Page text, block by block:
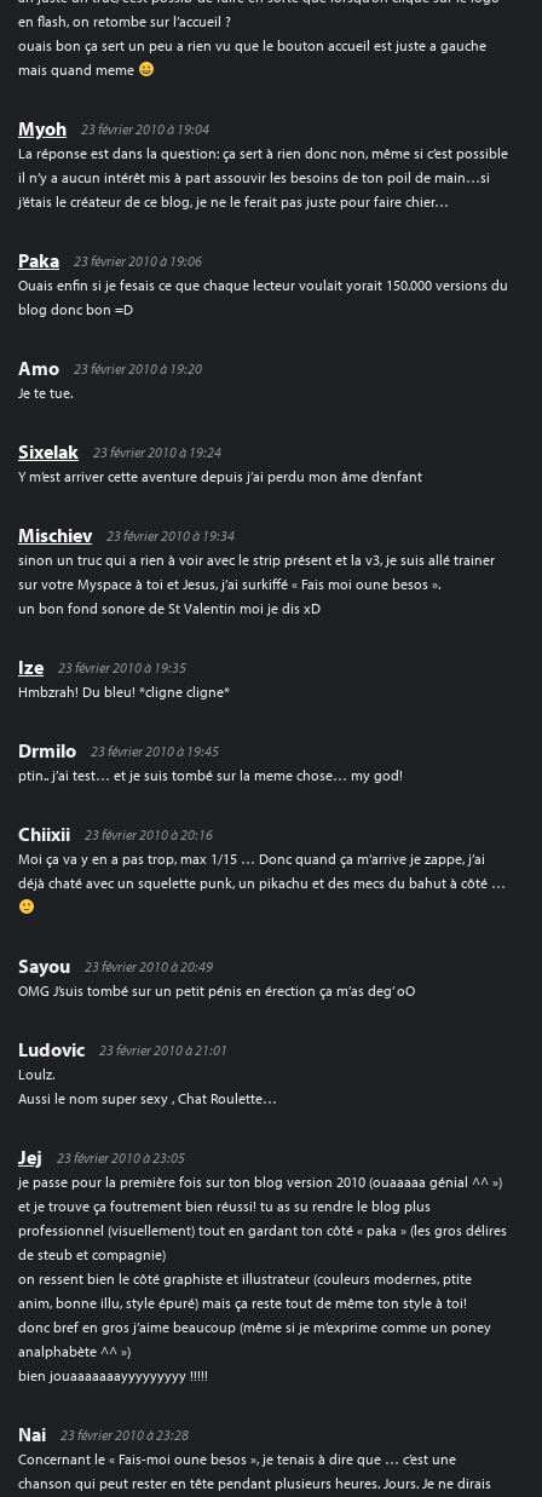
en flash, on retombe sur l’accueil ?
ouais bon ça sert un peu a rien vu que le bouton accueil est juste a gauche
mais quand meme
Myoh
23 février 2010 à 19:04
La réponse est dans la question: ça sert à rien donc non, même si c’est possible
il n’y a aucun intérêt mis à part assouvir les besoins de ton poil de main…si
j’étais le créateur de ce blog, je ne le ferait pas juste pour faire chier…
Paka
23 février 2010 à 19:06
Ouais enfin si je fesais ce que chaque lecteur voulait yorait 150.000 versions du
blog donc bon =D
Amo
23 février 2010 à 19:20
Je te tue.
Sixelak
23 février 2010 à 19:24
Y m’est arriver cette aventure depuis j’ai perdu mon âme d’enfant
Mischiev
23 février 2010 à 19:34
sinon un truc qui a rien à voir avec le strip présent et la v3, je suis allé trainer
sur votre Myspace à toi et Jesus, j’ai surkiffé « Fais moi oune besos ».
un bon fond sonore de St Valentin moi je dis xD
Ize
23 février 2010 à 19:35
Hmbzrah! Du bleu! *cligne cligne*
Drmilo
23 février 2010 à 19:45
ptin.. j’ai test… et je suis tombé sur la meme chose… my god!
Chiixii
23 février 2010 à 20:16
Moi ça va y en a pas trop, max 1/15 … Donc quand ça m’arrive je zappe, j’ai
déjà chaté avec un squelette punk, un pikachu et des mecs du bahut à côté …
Sayou
23 février 2010 à 20:49
OMG J’suis tombé sur un petit pénis en érection ça m’as deg’ oO
Ludovic
23 février 2010 à 21:01
Loulz.
Aussi le nom super sexy , Chat Roulette…
Jej
23 février 2010 à 23:05
je passe pour la première fois sur ton blog version 2010 (ouaaaaa génial ^^ »)
et je trouve ça foutrement bien réussi! tu as su rendre le blog plus
professionnel (visuellement) tout en gardant ton côté « paka » (les gros délires
de steub et compagnie)
on ressent bien le côté graphiste et illustrateur (couleurs modernes, ptite
anim, bonne illu, style épuré) mais ça reste tout de même ton style à toi!
donc bref en gros j’aime beaucoup (même si je m’exprime comme un poney
analphabète ^^ »)
bien jouaaaaaaayyyyyyyyy !!!!!
Nai
23 février 2010 à 23:28
Concernant le « Fais-moi oune besos », je tenais à dire que … c’est une
chanson qui peut rester en tête pendant plusieurs heures. Jours. Je ne dirais